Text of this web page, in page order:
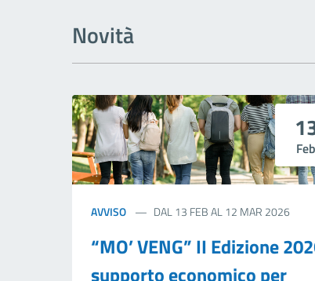
Novità
Feb
AVVISO DAL 13 FEB AL 12 MAR 2026
“MO’ VENG” II Edizione
supporto economico per